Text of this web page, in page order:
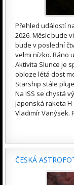
Přehled událostí
2026. Měsíc bude
bude v poslední
velmi nízko. Ráno
Aktivita Slunce je
obloze létá dost
Starship stále
Na ISS se chystá
japonská raketa
Vladimír Vanýsek.
ČESKÁ